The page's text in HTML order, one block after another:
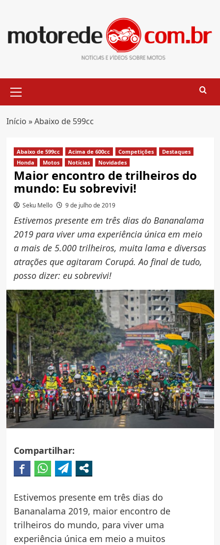
content
Menu
Início »Abaixo de 599cc
Abaixo de 599cc Acima de 600cc Competições
Destaques
Honda
Motos Notícias Novidades
Maior encontro de trilheiros do
mundo: Eu sobrevivi!
Seku Mello 9 de julho de 2019
Estivemos presente em três dias do Bananalama
2019 para viver uma experiência única em meio
a mais de 5.000 trilheiros, muita lama e diversas
atrações que agitaram Corupá. Ao final de tudo,
posso dizer: eu sobrevivi!
Compartilhar:
Estivemos presente em três dias do
Bananalama 2019, maior encontro de
trilheiros do mundo, para viver uma
experiência única em meio a muitos